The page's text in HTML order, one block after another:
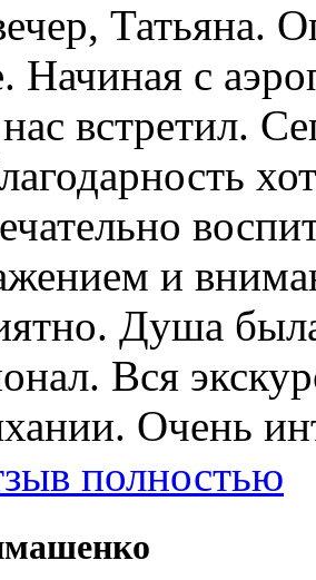
Татьяна.
Начиная с
встретил.
и
Душа
Вся
Очень
полностью